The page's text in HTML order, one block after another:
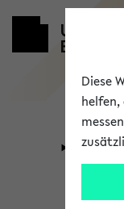
Diese
helfen,